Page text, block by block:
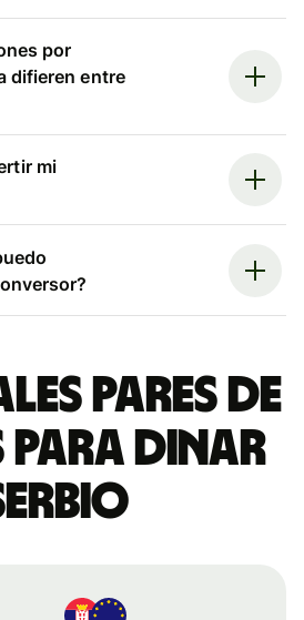
por
difieren entre
mi
pares de
para dinar